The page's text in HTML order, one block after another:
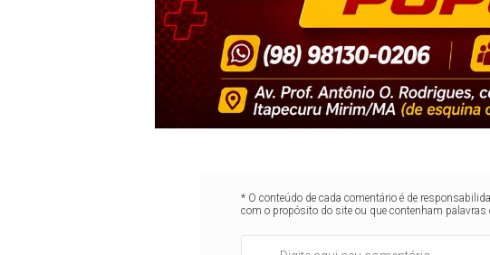
* O conteúdo de cada comentário é de
com o propósito do site ou que contenham palavras